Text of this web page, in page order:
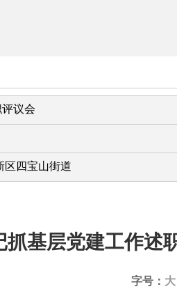
议会
区四宝山街道
抓基层党建工作述
字号： 大